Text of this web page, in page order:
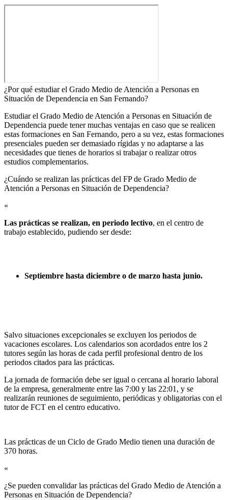
¿Por qué estudiar el Grado Medio de Atención a Personas en
Situación de Dependencia en San Fernando?
Estudiar el Grado Medio de Atención a Personas en Situación de
Dependencia puede tener muchas ventajas en caso que se realicen
estas formaciones en San Fernando, pero a su vez, estas formaciones
presenciales pueden ser demasiado rígidas y no adaptarse a las
necesidades que tienes de horarios si trabajar o realizar otros
estudios complementarios.
¿Cuándo se realizan las prácticas del FP de Grado Medio de
Atención a Personas en Situación de Dependencia?​
«
Las prácticas se realizan, en periodo lectivo, en el centro de
trabajo establecido, pudiendo ser desde:
Septiembre hasta diciembre o de marzo hasta junio.
Salvo situaciones excepcionales se excluyen los periodos de
vacaciones escolares. Los calendarios son acordados entre los 2
tutores según las horas de cada perfil profesional dentro de los
periodos citados para las prácticas.
La jornada de formación debe ser igual o cercana al horario laboral
de la empresa, generalmente entre las 7:00 y las 22:01, y se
realizarán reuniones de seguimiento, periódicas y obligatorias con el
tutor de FCT en el centro educativo.
Las prácticas de un Ciclo de Grado Medio tienen una duración de
370 horas.
«
¿Se pueden convalidar las prácticas del Grado Medio de Atención a
Personas en Situación de Dependencia?​